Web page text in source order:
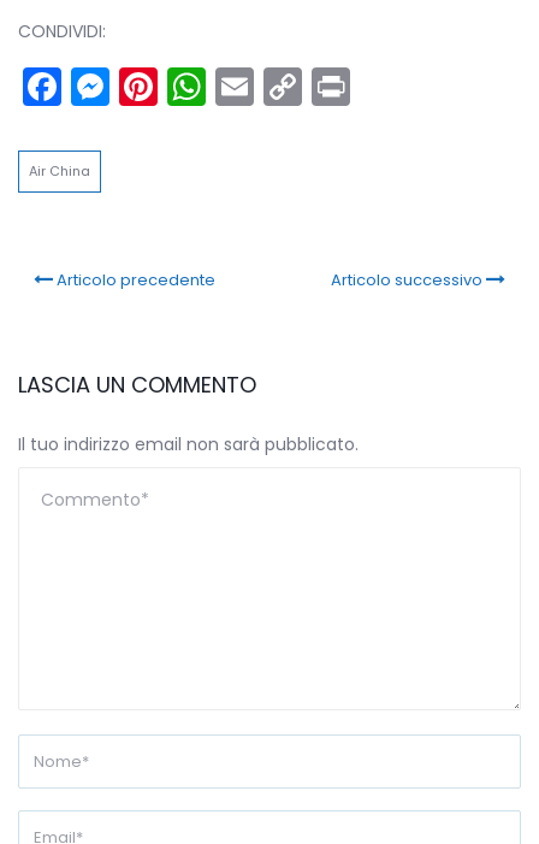
CONDIVIDI:
Facebook
Messenger
Pinterest
WhatsApp
Email
Copy
Air China
Articolo precedente Articolo successivo
LASCIA UN COMMENTO
Il tuo indirizzo email non sarà pubblicato.